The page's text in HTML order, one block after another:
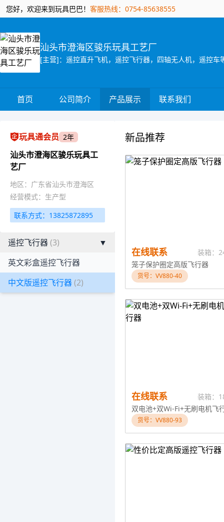
您好，欢迎来到玩具巴巴！ 客服热线：0754-85638555
汕头市澄海区骏乐玩具工艺厂
[主营]：遥控直升飞机，遥控飞行器，四轴无人机，遥控车
首页 公司简介 产品展示 联系我们
玩具通会员 2年
汕头市澄海区骏乐玩具工
艺厂
地区：广东省汕头市澄海区
经营模式：生产型
联系方式：13825872895
遥控飞行器(3)
▼
英文彩盒遥控飞行器
中文版遥控飞行器(2)
新品推荐
在线联系
装箱：
笼子保护圈定高版飞行器
货号：VV880-40
在线联系
装箱：
双电池+双Wi-Fi+无刷电机飞
货号：VV880-93